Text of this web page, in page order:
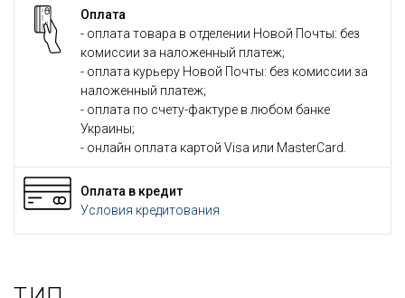
Оплата
- оплата товара в отделении Новой Почты: без
комиссии за наложенный платеж;
- оплата курьеру Новой Почты: без комиссии за
наложенный платеж;
- оплата по счету-фактуре в любом банке
Украины;
- онлайн оплата картой Visa или MasterCard.
Оплата в кредит
Условия кредитования